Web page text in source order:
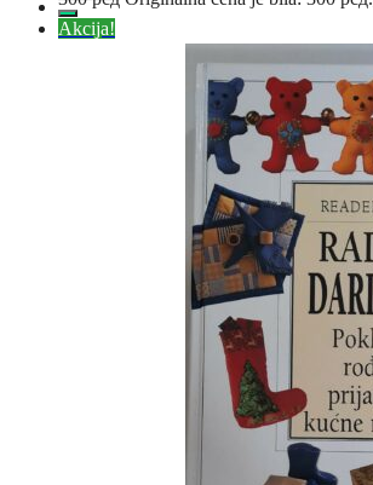
Akcija!